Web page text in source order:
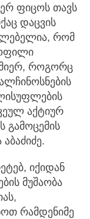
ფიცოს თავს
დაცვის
რომ
მიერ, როგორც
აქტიურ
გამოცემის
იქიდან
მუშაობა
რამდენიმე